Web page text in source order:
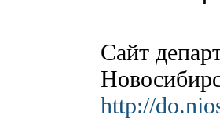
Сайт
http://